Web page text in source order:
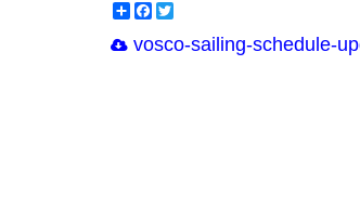
ShareFacebook
vosco-sailing-schedule-